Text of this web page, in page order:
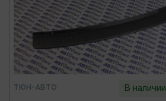
ТЮН-АВТО В наличии